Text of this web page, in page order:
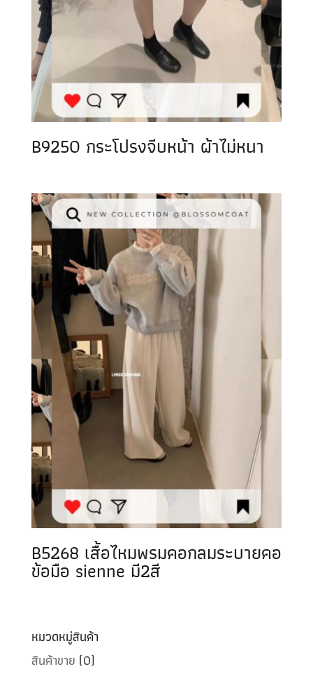
B9250 กระโปรงจีบหน้า ผ้าไม่หนา
B5268 เสื้อไหมพรมคอกลมระบายคอ
ข้อมือ sienne มี2สี
หมวดหมู่สินค้า
สินค้าขาย (0)